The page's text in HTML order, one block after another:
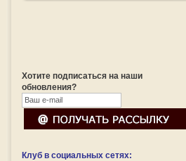
Хотите подписаться на наши
обновления?
Клуб в социальных сетях: